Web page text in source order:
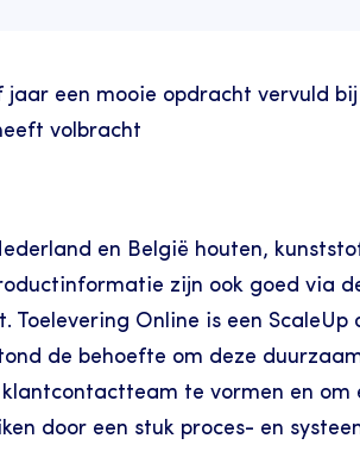
een mooie opdracht vervuld bij
volbracht
en België houten,
zijn ook goed via
Online is een
de behoefte om deze
te vormen en om
door een stuk proces- en